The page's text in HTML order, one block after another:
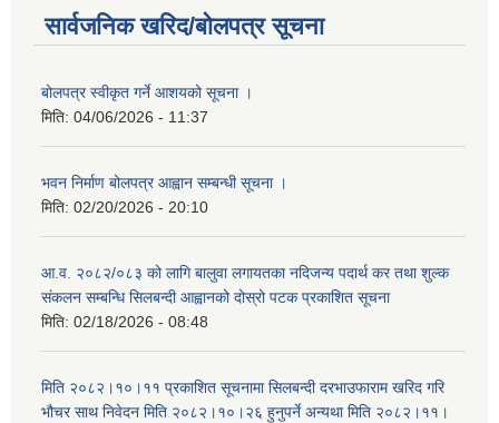
सार्वजनिक खरिद/बोलपत्र सूचना
बोलपत्र स्वीकृत गर्ने आशयको सूचना ।
मिति: 04/06/2026 - 11:37
भवन निर्माण बोलपत्र आह्वान सम्बन्धी सूचना ।
मिति: 02/20/2026 - 20:10
आ.व. २०८२/०८३ को लागि बालुवा लगायतका नदिजन्य पदार्थ कर तथा शुल्क
संकलन सम्बन्धि सिलबन्दी आह्वानको दोस्रो पटक प्रकाशित सूचना
मिति: 02/18/2026 - 08:48
मिति २०८२।१०।११ प्रकाशित सूचनामा सिलबन्दी दरभाउफाराम खरिद गरि
भौचर साथ निवेदन मिति २०८२।१०।२६ हुनुपर्ने अन्यथा मिति २०८२।११।